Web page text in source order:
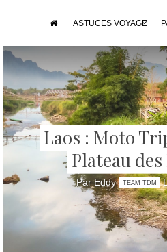
ASTUCES VOYAGE
Laos : Moto
Plateau
Par Eddy TEAM TDM